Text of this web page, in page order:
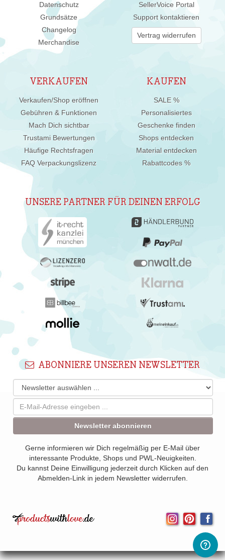
Datenschutz
Grundsätze
Changelog
Merchandise
SellerVoice Portal
Support kontaktieren
Vertrag widerrufen
VERKAUFEN
Verkaufen/Shop eröffnen
Gebühren & Funktionen
Mach Dich sichtbar
Trustami Bewertungen
Häufige Rechtsfragen
FAQ Verpackungslizenz
KAUFEN
SALE %
Personalisiertes
Geschenke finden
Shops entdecken
Material entdecken
Rabattcodes %
UNSERE PARTNER FÜR DEINEN ERFOLG
ABONNIERE UNSEREN NEWSLETTER
Newsletter abonnieren
Gerne informieren wir Dich regelmäßig per E-Mail über
interessante Produkte, Shops und PWL-Neuigkeiten.
Du kannst Deine Einwilligung jederzeit durch Klicken auf den
Abmelden-Link in jedem Newsletter widerrufen.